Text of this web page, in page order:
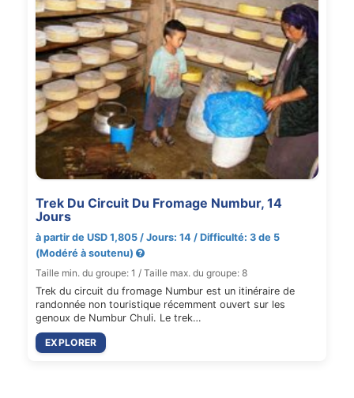
Trek Du Circuit Du Fromage Numbur, 14
Jours
à partir de USD 1,805 / Jours: 14 / Difficulté: 3 de 5
(Modéré à soutenu)
Taille min. du groupe: 1 / Taille max. du groupe: 8
Trek du circuit du fromage Numbur est un itinéraire de
randonnée non touristique récemment ouvert sur les
genoux de Numbur Chuli. Le trek…
EXPLORER